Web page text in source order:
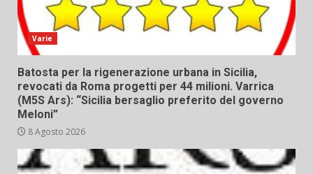
Varie
Batosta per la rigenerazione urbana in Sicilia,
revocati da Roma progetti per 44 milioni. Varrica
(M5S Ars): “Sicilia bersaglio preferito del governo
Meloni”
8 Agosto 2026